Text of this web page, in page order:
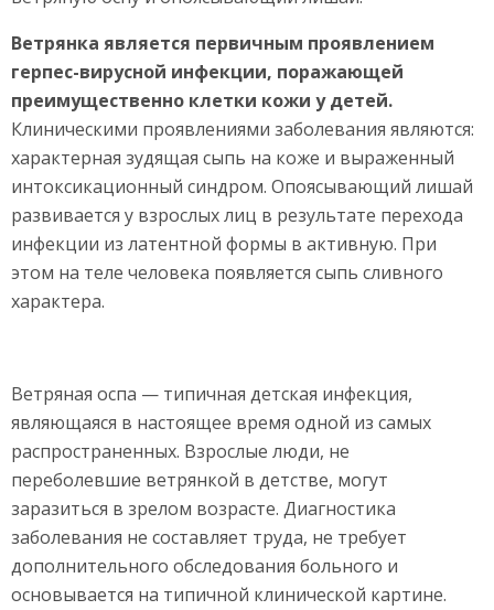
Ветрянка является первичным проявлением
герпес-вирусной инфекции, поражающей
преимущественно клетки кожи у детей.
Клиническими проявлениями заболевания являются:
характерная зудящая сыпь на коже и выраженный
интоксикационный синдром. Опоясывающий лишай
развивается у взрослых лиц в результате перехода
инфекции из латентной формы в активную. При
этом на теле человека появляется сыпь сливного
характера.
Ветряная оспа — типичная детская инфекция,
являющаяся в настоящее время одной из самых
распространенных. Взрослые люди, не
переболевшие ветрянкой в детстве, могут
заразиться в зрелом возрасте. Диагностика
заболевания не составляет труда, не требует
дополнительного обследования больного и
основывается на типичной клинической картине.